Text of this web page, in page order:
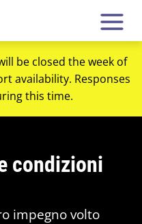
be closed the week of
availability. Responses
this time.
condizioni
impegno volto